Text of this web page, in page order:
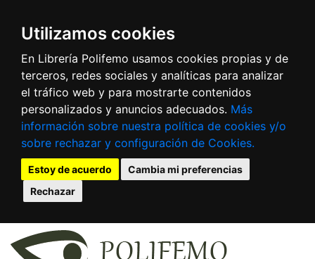
Utilizamos cookies
En Librería Polifemo usamos cookies propias y de
terceros, redes sociales y analíticas para analizar
el tráfico web y para mostrarte contenidos
personalizados y anuncios adecuados. Más
información sobre nuestra política de cookies y/o
sobre rechazar y configuración de Cookies.
Estoy de acuerdo
Cambia mi preferencias
Rechazar